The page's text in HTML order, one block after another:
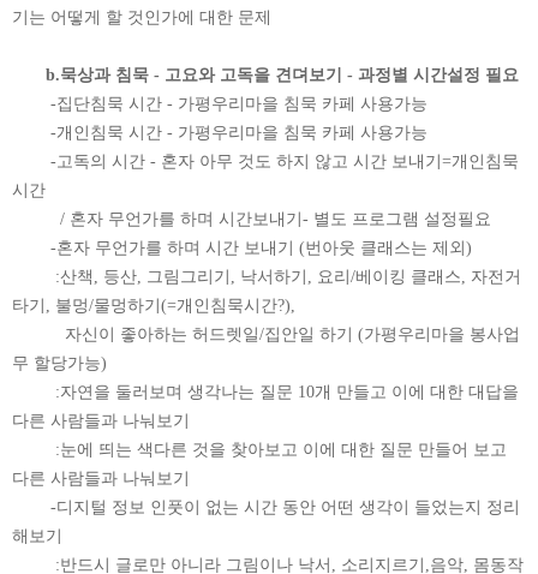
기는 어떻게 할 것인가에 대한 문제
b.묵상과 침묵 - 고요와 고독을 견뎌보기 - 과정별 시간설정 필요
-집단침묵 시간 - 가평우리마을 침묵 카페 사용가능
-개인침묵 시간 - 가평우리마을 침묵 카페 사용가능
-고독의 시간 - 혼자 아무 것도 하지 않고 시간 보내기=개인침묵
시간
/ 혼자 무언가를 하며 시간보내기- 별도 프로그램 설정필요
-혼자 무언가를 하며 시간 보내기 (번아웃 클래스는 제외)
:산책, 등산, 그림그리기, 낙서하기, 요리/베이킹 클래스, 자전거
타기, 불멍/물멍하기(=개인침묵시간?),
자신이 좋아하는 허드렛일/집안일 하기 (가평우리마을 봉사업
무 할당가능)
:자연을 둘러보며 생각나는 질문 10개 만들고 이에 대한 대답을
다른 사람들과 나눠보기
:눈에 띄는 색다른 것을 찾아보고 이에 대한 질문 만들어 보고
다른 사람들과 나눠보기
-디지털 정보 인풋이 없는 시간 동안 어떤 생각이 들었는지 정리
해보기
:반드시 글로만 아니라 그림이나 낙서, 소리지르기,음악, 몸동작